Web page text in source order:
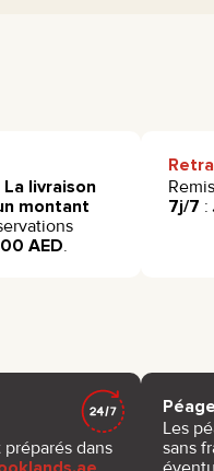
La livraison
montant
AED.
7j/7 :
dans
Les
sans